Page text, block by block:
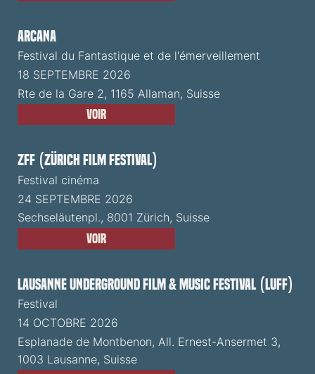
ARCANA
Festival du Fantastique et de l'émerveillement
18 SEPTEMBRE 2026
Rte de la Gare 2, 1165 Allaman, Suisse
Voir
ZFF (Zürich Film Festival)
Festival cinéma
24 SEPTEMBRE 2026
Sechseläutenpl., 8001 Zürich, Suisse
Voir
Lausanne Underground Film & Music Festival (LUFF)
Festival
14 OCTOBRE 2026
Esplanade de Montbenon, All. Ernest-Ansermet 3,
1003 Lausanne, Suisse